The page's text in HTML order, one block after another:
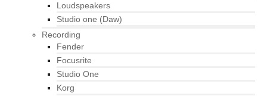
Loudspeakers
Studio one (Daw)
Recording
Fender
Focusrite
Studio One
Korg